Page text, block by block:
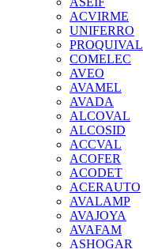
ACVIRME
UNIFERRO
PROQUIVAL
COMELEC
AVEO
AVAMEL
AVADA
ALCOVAL
ALCOSID
ACCVAL
ACOFER
ACODET
ACERAUTO
AVALAMP
AVAJOYA
AVAFAM
ASHOGAR